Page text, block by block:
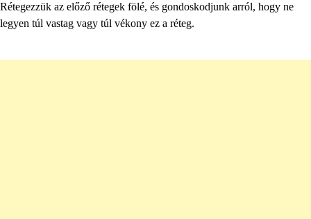
Rétegezzük az előző rétegek fölé, és gondoskodjunk arról, hogy ne
legyen túl vastag vagy túl vékony ez a réteg.